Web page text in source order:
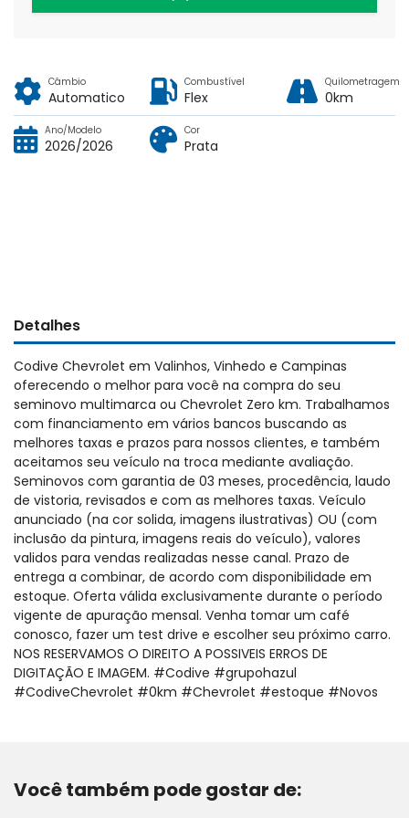
Câmbio
Automatico
Combustível
Flex
Quilometragem
0km
Ano/Modelo
2026/2026
Cor
Prata
Detalhes
Codive Chevrolet em Valinhos, Vinhedo e Campinas
oferecendo o melhor para você na compra do seu
seminovo multimarca ou Chevrolet Zero km. Trabalhamos
com financiamento em vários bancos buscando as
melhores taxas e prazos para nossos clientes, e também
aceitamos seu veículo na troca mediante avaliação.
Seminovos com garantia de 03 meses, procedência, laudo
de vistoria, revisados e com as melhores taxas. Veículo
anunciado (na cor solida, imagens ilustrativas) OU (com
inclusão da pintura, imagens reais do veículo), valores
validos para vendas realizadas nesse canal. Prazo de
entrega a combinar, de acordo com disponibilidade em
estoque. Oferta válida exclusivamente durante o período
vigente de apuração mensal. Venha tomar um café
conosco, fazer um test drive e escolher seu próximo carro.
NOS RESERVAMOS O DIREITO A POSSIVEIS ERROS DE
DIGITAÇÃO E IMAGEM. #Codive #grupohazul
#CodiveChevrolet #0km #Chevrolet #estoque #Novos
Você também pode gostar de: